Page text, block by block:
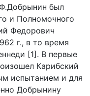
был
и Полномочного
Федорович
г., в то время
[1]. В первые
Карибский
испытанием и для
Добрынину